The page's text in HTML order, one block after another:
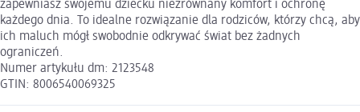
zapewniasz swojemu dziecku niezrównany komfort i ochronę
każdego dnia. To idealne rozwiązanie dla rodziców, którzy chcą, aby
ich maluch mógł swobodnie odkrywać świat bez żadnych
ograniczeń.
Numer artykułu dm: 2123548
GTIN: 8006540069325